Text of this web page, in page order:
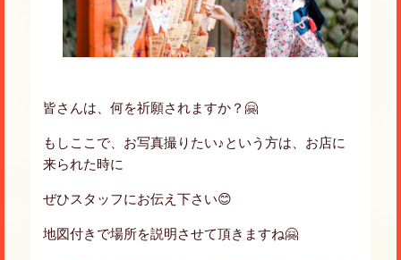
皆さんは、何を祈願されますか？🤗
もしここで、お写真撮りたい♪という方は、お店に
来られた時に
ぜひスタッフにお伝え下さい😊
地図付きで場所を説明させて頂きますね🤗